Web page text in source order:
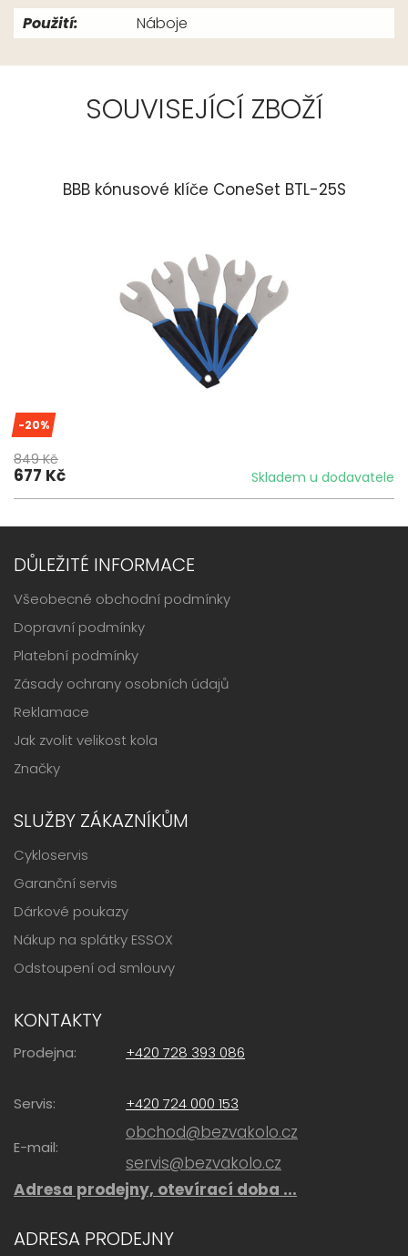
Použití: Náboje
SOUVISEJÍCÍ ZBOŽÍ
BBB kónusové klíče ConeSet BTL-25S
-20%
849 Kč
677 Kč Skladem u dodavatele
DŮLEŽITÉ INFORMACE
Všeobecné obchodní podmínky
Dopravní podmínky
Platební podmínky
Zásady ochrany osobních údajů
Reklamace
Jak zvolit velikost kola
Značky
SLUŽBY ZÁKAZNÍKŮM
Cykloservis
Garanční servis
Dárkové poukazy
Nákup na splátky ESSOX
Odstoupení od smlouvy
KONTAKTY
Prodejna: +420 728 393 086
Servis: +420 724 000 153
E-mail:
obchod@bezvakolo.cz
servis@bezvakolo.cz
Adresa prodejny, otevírací doba ...
ADRESA PRODEJNY